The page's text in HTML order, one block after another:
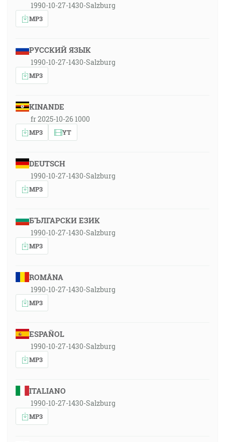
1990-10-27-1430-Salzburg
MP3
РУССКИЙ ЯЗЫК
1990-10-27-1430-Salzburg
MP3
KINANDE
fr 2025-10-26 1000
MP3 YT
DEUTSCH
1990-10-27-1430-Salzburg
MP3
БЪЛГАРСКИ ЕЗИК
1990-10-27-1430-Salzburg
MP3
ROMÂNA
1990-10-27-1430-Salzburg
MP3
ESPAÑOL
1990-10-27-1430-Salzburg
MP3
ITALIANO
1990-10-27-1430-Salzburg
MP3